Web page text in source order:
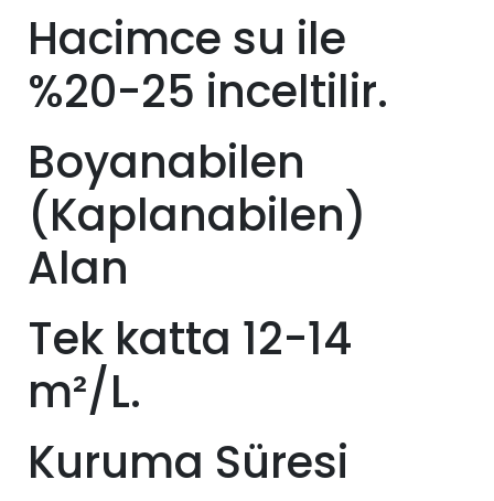
Hacimce su ile
%20-25 inceltilir.
Boyanabilen
(Kaplanabilen)
Alan
Tek katta 12-14
m²/L.
Kuruma Süresi